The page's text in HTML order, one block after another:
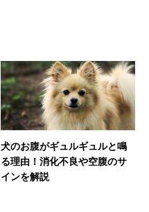
犬のお腹がギュルギュルと鳴
る理由！消化不良や空腹のサ
インを解説